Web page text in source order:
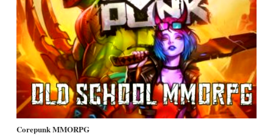
Corepunk MMORPG